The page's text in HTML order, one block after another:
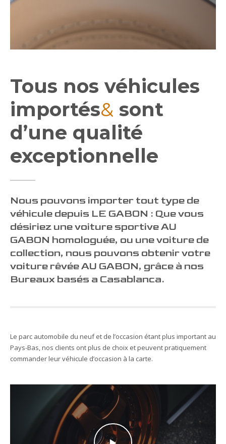
Tous nos véhicules
importés& sont
d’une qualité
exceptionnelle
Nous pouvons importer tout type de
véhicule depuis LE GABON : Que vous
désiriez une voiture sportive AU
GABON homologuée, ou une voiture de
collection, nous pouvons obtenir votre
voiture rêvée AU GABON, grâce à nos
Bureaux basés a Casablanca.
Le parc automobile du neuf et de l’occasion étant plus important au
Pays-Bas, nos clients ont plus de choix et peuvent pratiquement
commander leur véhicule d’occasion à la carte.